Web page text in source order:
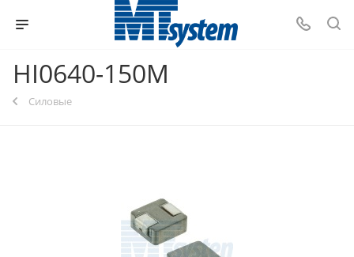
HI0640-150M
Силовые